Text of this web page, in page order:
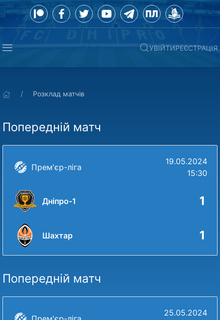
УВІЙТИРЕЄСТРАЦІЯ
Розклад матчів
Попередній матч
Прем'єр-ліга
19.05.2024
15:30
Дніпро-1 1
Шахтар 1
Попередній матч
25.05.2024